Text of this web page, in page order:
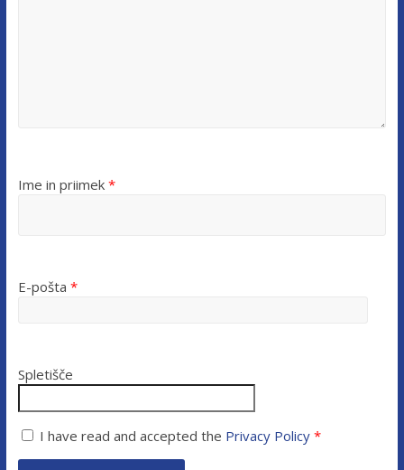
Ime in priimek *
E-pošta *
Spletišče
I have read and accepted the Privacy Policy*